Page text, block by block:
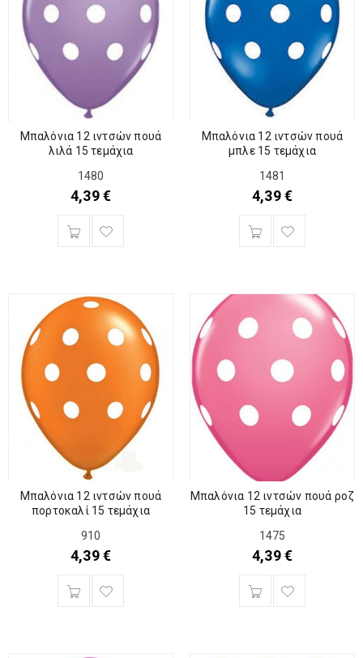
Μπαλόνια 12 ιντσών πουά
λιλά 15 τεμάχια
1480
4,39€
Μπαλόνια 12 ιντσών πουά
μπλε 15 τεμάχια
1481
4,39€
Μπαλόνια 12 ιντσών πουά
πορτοκαλί 15 τεμάχια
910
4,39€
Μπαλόνια 12 ιντσών πουά ροζ
15 τεμάχια
1475
4,39€